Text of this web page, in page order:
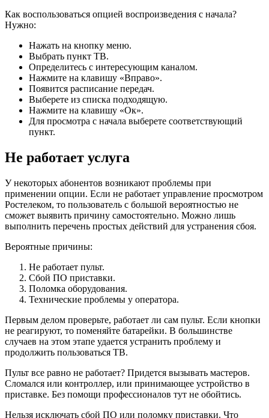
Как воспользоваться опцией воспроизведения с начала?
Нужно:
Нажать на кнопку меню.
Выбрать пункт ТВ.
Определитесь с интересующим каналом.
Нажмите на клавишу «Вправо».
Появится расписание передач.
Выберете из списка подходящую.
Нажмите на клавишу «Ок».
Для просмотра с начала выберете соответствующий
пункт.
Не работает услуга
У некоторых абонентов возникают проблемы при
применении опции. Если не работает управление просмотром
Ростелеком, то пользователь с большой вероятностью не
сможет выявить причину самостоятельно. Можно лишь
выполнить перечень простых действий для устранения сбоя.
Вероятные причины:
Не работает пульт.
Сбой ПО приставки.
Поломка оборудования.
Технические проблемы у оператора.
Первым делом проверьте, работает ли сам пульт. Если кнопки
не реагируют, то поменяйте батарейки. В большинстве
случаев на этом этапе удается устранить проблему и
продолжить пользоваться ТВ.
Пульт все равно не работает? Придется вызывать мастеров.
Сломался или контроллер, или принимающее устройство в
приставке. Без помощи профессионалов тут не обойтись.
Нельзя исключать сбой ПО или поломку приставки. Что